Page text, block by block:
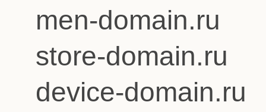
men-domain.ru
store-domain.ru
device-domain.ru